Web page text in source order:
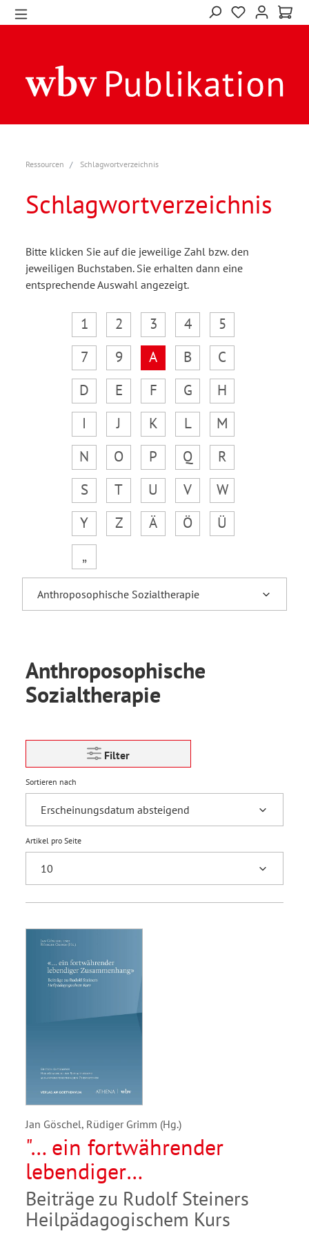
Ressourcen Schlagwortverzeichnis
Schlagwortverzeichnis
Bitte klicken Sie auf die jeweilige Zahl bzw. den
jeweiligen Buchstaben. Sie erhalten dann eine
entsprechende Auswahl angezeigt.
1 2 3 4
5
7
9 A B
C
D
E F G
H
I
J K L
M
N
O P Q
R
S
T U V
W
Y
Z Ä Ö
Ü
„
Anthroposophische
Sozialtherapie
Filter
Sortieren nach
Artikel pro Seite
Jan Göschel, Rüdiger Grimm (Hg.)
"… ein fortwährender
lebendiger
Zusammenhang"
Beiträge zu Rudolf Steiners
Heilpädagogischem Kurs